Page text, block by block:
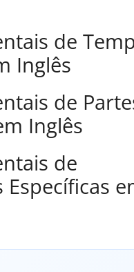
de
Inglês
de
Inglês
de